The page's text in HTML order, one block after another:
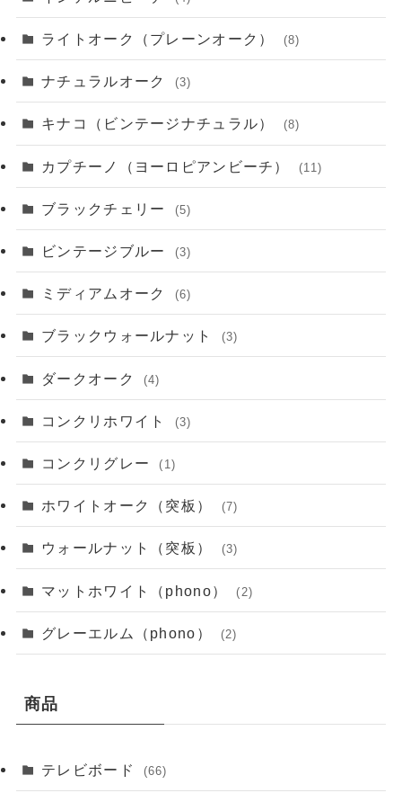
ライトオーク（プレーンオーク） (8)
ナチュラルオーク (3)
キナコ（ビンテージナチュラル） (8)
カプチーノ（ヨーロピアンビーチ） (11)
ブラックチェリー (5)
ビンテージブルー (3)
ミディアムオーク (6)
ブラックウォールナット (3)
ダークオーク (4)
コンクリホワイト (3)
コンクリグレー (1)
ホワイトオーク（突板） (7)
ウォールナット（突板） (3)
マットホワイト（phono） (2)
グレーエルム（phono） (2)
商品
テレビボード (66)